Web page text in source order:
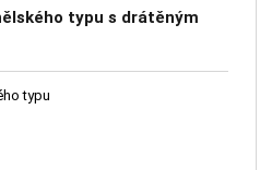
typu s drátěným
typu